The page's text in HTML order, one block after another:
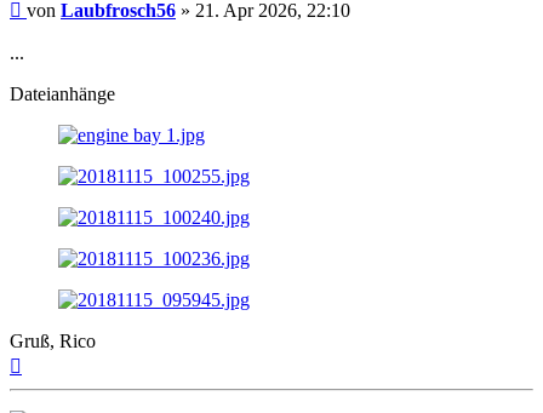
Beitrag
von Laubfrosch56 » 21. Apr 2026, 22:10
...
Dateianhänge
Gruß, Rico